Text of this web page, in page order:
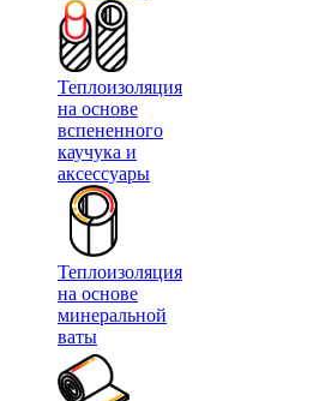
Теплоизоляция
на основе
вспененного
каучука и
аксессуары
Теплоизоляция
на основе
минеральной
ваты